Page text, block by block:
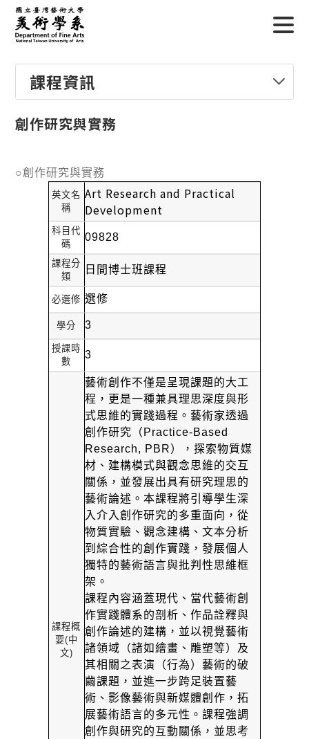
課程資訊
創作研究與實務
○創作研究與實務
英文名
稱
Art Research and Practical
Development
科目代
碼
09828
課程分
類
日間博士班課程
必選修 選修
學分 3
授課時
數
3
課程概
要(中
文)
藝術創作不僅是呈現課題的大工
程，更是一種兼具理思深度與形
式思維的實踐過程。藝術家透過
創作研究（ Practice-Based
Research, PBR），探索物質媒
材、建構模式與觀念思維的交互
關係，並發展出具有研究理思的
藝術論述。本課程將引導學生深
入介入創作研究的多重面向，從
物質實驗、觀念建構、文本分析
到綜合性的創作實踐，發展個人
獨特的藝術語言與批判性思維框
架。
課程內容涵蓋現代、當代藝術創
作實踐體系的剖析、作品詮釋與
創作論述的建構，並以視覺藝術
諸領域（諸如繪畫、雕塑等）及
其相關之表演（行為）藝術的破
繭課題，並進一步跨足裝置藝
術、影像藝術與新媒體創作，拓
展藝術語言的多元性。課程強調
創作與研究的互動關係，並思考